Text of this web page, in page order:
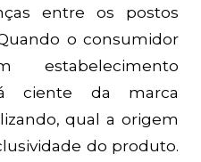
entre os postos
o consumidor
ciente da marca
qual a origem
do produto.